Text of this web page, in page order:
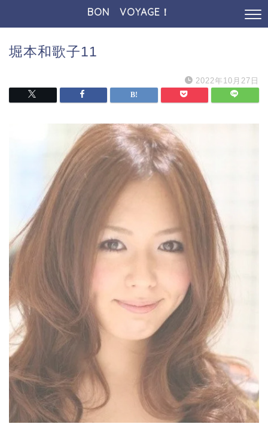
BON VOYAGE！
堀本和歌子11
2022年10月27日